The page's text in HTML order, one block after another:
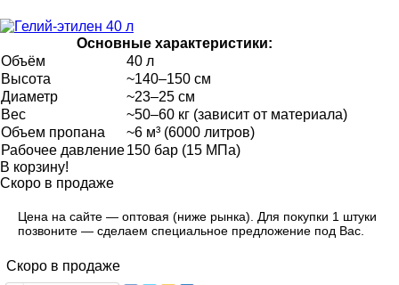
Основные характеристики:
Объём
40 л
Высота
~140–150 см
Диаметр
~23–25 см
Вес
~50–60 кг (зависит от материала)
Объем пропана
~6 м³ (6000 литров)
Рабочее давление150 бар (15 МПа)
В корзину!
Скоро в продаже
Цена на сайте — оптовая (ниже рынка). Для покупки 1 штуки
позвоните — сделаем специальное предложение под Вас.
Скоро в продаже